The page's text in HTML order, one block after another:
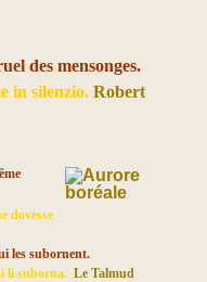
des mensonges.
in silenzio. Robert
dovesse
les subornent.
li suborna. Le Talmud